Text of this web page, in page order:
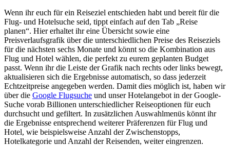
Wenn ihr euch für ein Reiseziel entschieden habt und bereit für die
Flug- und Hotelsuche seid, tippt einfach auf den Tab „Reise
planen“. Hier erhaltet ihr eine Übersicht sowie eine
Preisverlaufsgrafik über die unterschiedlichen Preise des Reiseziels
für die nächsten sechs Monate und könnt so die Kombination aus
Flug und Hotel wählen, die perfekt zu eurem geplanten Budget
passt. Wenn ihr die Leiste der Grafik nach rechts oder links bewegt,
aktualisieren sich die Ergebnisse automatisch, so dass jederzeit
Echtzeitpreise angegeben werden. Damit dies möglich ist, haben wir
über die Google Flugsuche und unser Hotelangebot in der Google-
Suche vorab Billionen unterschiedlicher Reiseoptionen für euch
durchsucht und gefiltert. In zusätzlichen Auswahlmenüs könnt ihr
die Ergebnisse entsprechend weiterer Präferenzen für Flug und
Hotel, wie beispielsweise Anzahl der Zwischenstopps,
Hotelkategorie und Anzahl der Reisenden, weiter eingrenzen.